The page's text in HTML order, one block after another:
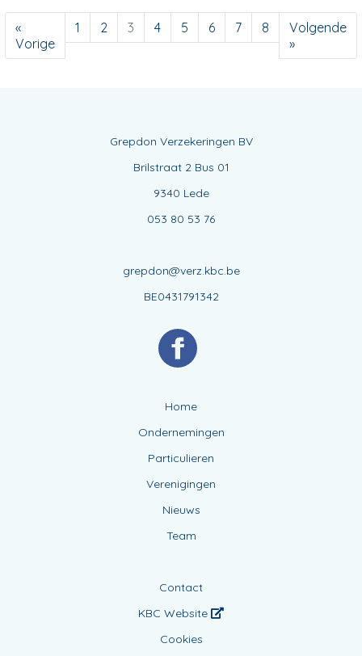
«
Vorige
1 2 3 4 5 6 7 8
Volgende
»
Grepdon Verzekeringen BV
Brilstraat 2 Bus 01
9340 Lede
053 80 53 76
grepdon@verz.kbc.be
BE0431791342
Home
Ondernemingen
Particulieren
Verenigingen
Nieuws
Team
Contact
KBC Website
Cookies